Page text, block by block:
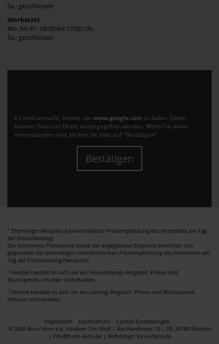
Sa.: geschlossen
Werkstatt
Mo. bis Fr.: 08:00 bis 17:00 Uhr
Sa.: geschlossen
Es wird versucht, Inhalte von www.google.com zu laden. Dabei
können Daten an Dritte weitergegeben werden. Wenn Sie damit
einverstanden sind, klicken Sie bitte auf "Bestätigen".
Bestätigen
1 Ehemaliger Neupreis (Unverbindliche Preisempfehlung des Herstellers am Tag
der Erstzulassung).
Der errechnete Preisvorteil sowie die angegebene Ersparnis errechnet sich
gegenüber der ehemaligen unverbindlichen Preisempfehlung des Herstellers am
Tag der Erstzulassung (Neupreis).
2 Hierbei handelt es sich um ein Finanzierungs-Angebot. Preise sind
Bruttopreise. Irrtümer vorbehalten.
3 Hierbei handelt es sich um ein Leasing-Angebot. Preise sind Bruttopreise.
Irrtümer vorbehalten.
Impressum Datenschutz
Cookie Einstellungen
© 2026 Auto Horn e.K. Inhaber: Tim Wulf | Am Nordkreuz 10 | DE-26180 Rastede
| info@horn-auto.de | Webdesign by audaris.de